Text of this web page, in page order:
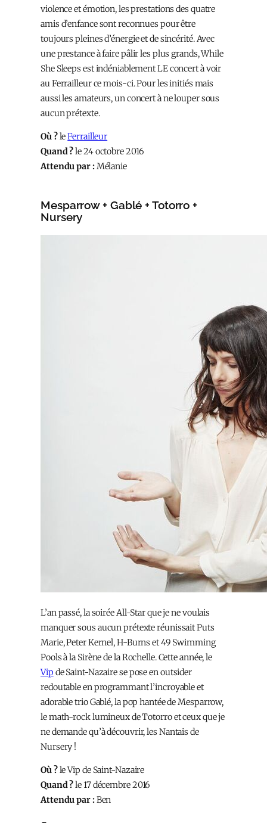
violence et émotion, les prestations des quatre
amis d’enfance sont reconnues pour être
toujours pleines d’énergie et de sincérité. Avec
une prestance à faire pâlir les plus grands, While
She Sleeps est indéniablement LE concert à voir
au Ferrailleur ce mois-ci. Pour les initiés mais
aussi les amateurs, un concert à ne louper sous
aucun prétexte.
Où ?leFerrailleur
Quand ?le 24 octobre 2016
Attendu par :Mélanie
Mesparrow + Gablé + Totorro +
Nursery
L’an passé, la soirée All-Star que je ne voulais
manquer sous aucun prétexte réunissait Puts
Marie, Peter Kernel, H-Burns et 49 Swimming
Pools à la Sirène de la Rochelle. Cette année, le
Vip de Saint-Nazaire se pose en outsider
redoutable en programmant l’incroyable et
adorable trio Gablé, la pop hantée de Mesparrow,
le math-rock lumineux de Totorro et ceux que je
ne demande qu’à découvrir, les Nantais de
Nursery !
Où ?le Vip de Saint-Nazaire
Quand ?le 17 décembre 2016
Attendu par :Ben